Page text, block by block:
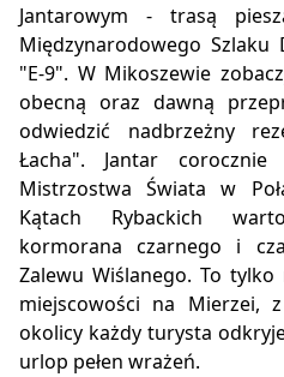
Jantarowym - trasą
Międzynarodowego Szlaku
"E-9". W Mikoszewie
obecną oraz dawną
odwiedzić nadbrzeżny
Łacha". Jantar
Mistrzostwa Świata w
Kątach Rybackich
kormorana czarnego i
Zalewu Wiślanego. To
miejscowości na Mierzei,
okolicy każdy turysta
urlop pełen wrażeń.